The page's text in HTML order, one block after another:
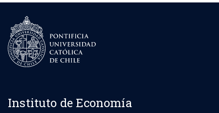
Instituto de Economía